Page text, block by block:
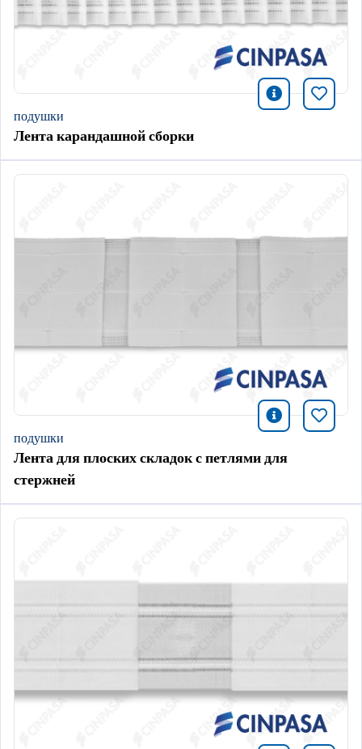
icono
подушки
Лента карандашной сборки
icono
подушки
Лента для плоских складок с петлями для
стержней